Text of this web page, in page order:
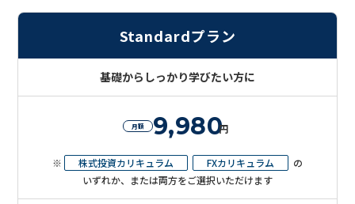
Standardプラン
基礎からしっかり学びたい方に
月額 9,980円
※ 株式投資カリキュラム FXカリキュラム
の
いずれか、または両方をご選択いただけます